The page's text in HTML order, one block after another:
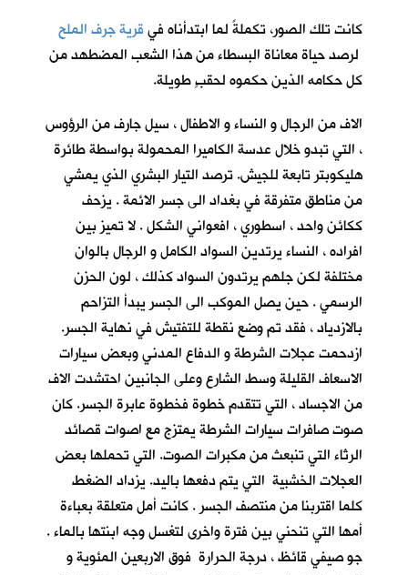
كانت تلك الصور، تكملةً لما ابتدأناه فيقرية جرف الملح
لرصد حياة معاناة البسطاء من هذا الشعب المضطهد من
كل حكامه الذين حكموه لحقبٍ طويلة.
الاف من الرجال و النساء و الاطفال ، سيل جارف من الرؤوس
، التي تبدو خلال عدسة الكاميرا المحمولة بواسطة طائرة
هليكوبتر تابعة للجيش. ترصد التيار البشري الذي يمشي
من مناطق متفرقة في بغداد الى جسر الائمة . يزحف
ككائن واحد ، اسطوري ، افعواني الشكل . لا تميز بين
افراده ، النساء يرتدين السواد الكامل و الرجال بالوان
مختلفة لكن جلهم يرتدون السواد كذلك ، لون الحزن
الرسمي . حين يصل الموكب الى الجسر يبدأ التزاحم
بالازدياد ، فقد تم وضع نقطة للتفتيش في نهاية الجسر.
ازدحمت عجلات الشرطة و الدفاع المدني وبعض سيارات
الاسعاف القليلة وسط الشارع وعلى الجانبين احتشدت الاف
من الاجساد ، التي تتقدم خطوة فخطوة عابرة الجسر. كان
صوت صافرات سيارات الشرطة يمتزج مع اصوات قصائد
الرثاء التي تنبعث من مكبرات الصوت. التي تحملها بعض
العجلات الخشبية التي يتم دفعها باليد. يزداد الضغط
كلما اقتربنا من منتصف الجسر . كانت أمل متعلقة بعباءة
أمها التي تنحني بين فترة واخرى لتغسل وجه ابنتها بالماء .
جو صيفي قائظ ، درجة الحرارة فوق الاربعين المئوية و